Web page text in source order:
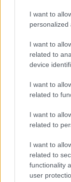
I want to
personalized
I want to
related to
device
I want to
related to
I want to
related to
I want to
related to
functionality
user
Το
στα
συνήθεις
μετά
Μετά το
ακολούθησε
υπευθύνων
αθωώθηκαν!